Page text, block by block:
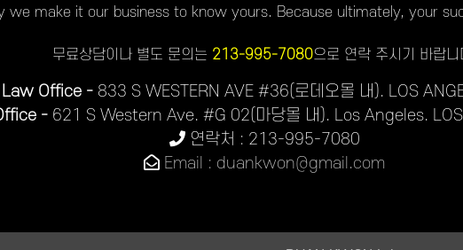
we make it our business to know yours. Because ultimately, your
무료상담이나 별도 문의는 213-995-7080으로 연락 주시기 바랍니
Law Office - 833 S WESTERN AVE #36(로데오몰 내). LOS
- 621 S Western Ave. #G 02(마당몰 내). Los Angeles.
연락처 : 213-995-7080
Email : duankwon@gmail.com